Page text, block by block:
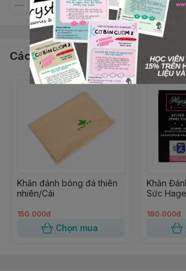
Các sản phẩm, dịch vụ khác
Khăn đánh bóng đá thiên
nhiên/Cái
150.000đ
Chọn mua
Khăn
Sức
180.000đ